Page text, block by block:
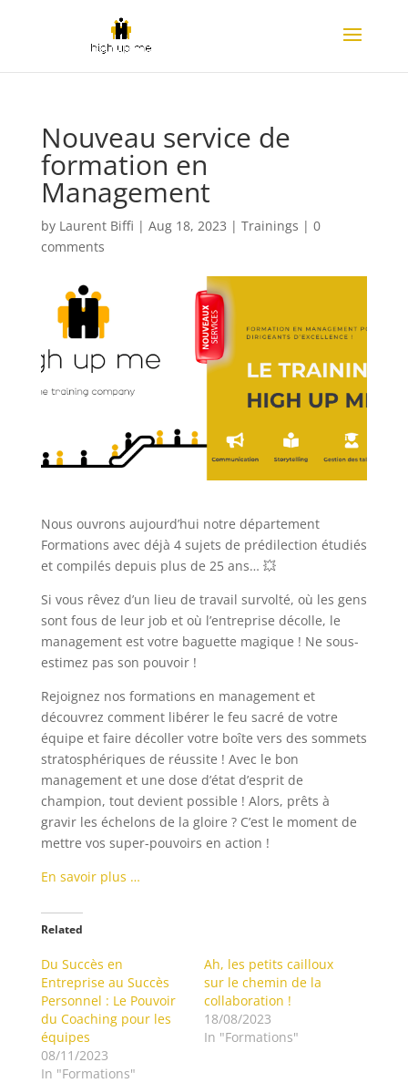
Nouveau service de
formation en
Management
by Laurent Biffi | Aug 18, 2023 | Trainings | 0
comments
Nous ouvrons aujourd’hui notre département
Formations avec déjà 4 sujets de prédilection étudiés
et compilés depuis plus de 25 ans… 💥
Si vous rêvez d’un lieu de travail survolté, où les gens
sont fous de leur job et où l’entreprise décolle, le
management est votre baguette magique ! Ne sous-
estimez pas son pouvoir !
Rejoignez nos formations en management et
découvrez comment libérer le feu sacré de votre
équipe et faire décoller votre boîte vers des sommets
stratosphériques de réussite ! Avec le bon
management et une dose d’état d’esprit de
champion, tout devient possible ! Alors, prêts à
gravir les échelons de la gloire ? C’est le moment de
mettre vos super-pouvoirs en action !
En savoir plus …
Related
Du Succès en
Entreprise au Succès
Personnel : Le Pouvoir
du Coaching pour les
équipes
08/11/2023
In "Formations"
Ah, les petits cailloux
sur le chemin de la
collaboration !
18/08/2023
In "Formations"